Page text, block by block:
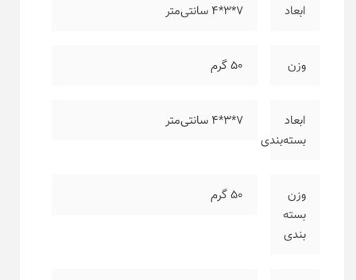
ابعاد ۷*۳*۴ سانتی‌متر
وزن ۵۰ گرم
ابعاد
بسته‌بندی
۷*۳*۴ سانتی‌متر
وزن
بسته
بندی
۵۰ گرم